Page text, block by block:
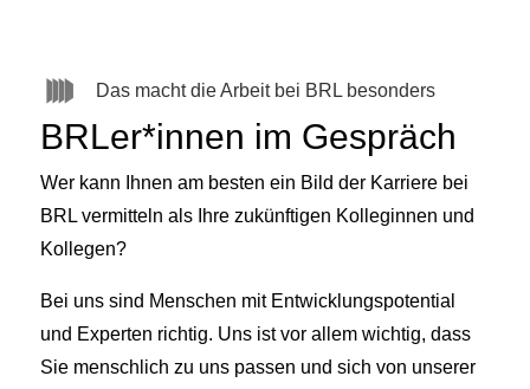
Das macht die Arbeit bei BRL besonders
BRLer*innen im Gespräch
Wer kann Ihnen am besten ein Bild der Karriere bei
BRL vermitteln als Ihre zukünftigen Kolleginnen und
Kollegen?
Bei uns sind Menschen mit Entwicklungspotential
und Experten richtig. Uns ist vor allem wichtig, dass
Sie menschlich zu uns passen und sich von unserer